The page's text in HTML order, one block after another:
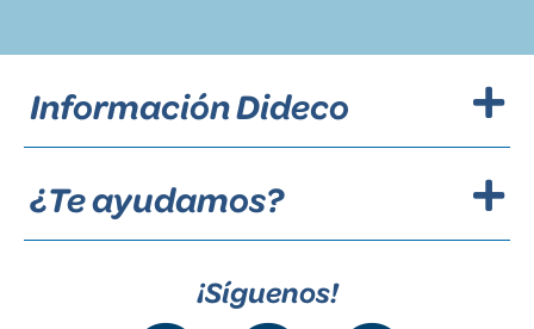
Información Dideco
¿Te ayudamos?
¡Síguenos!